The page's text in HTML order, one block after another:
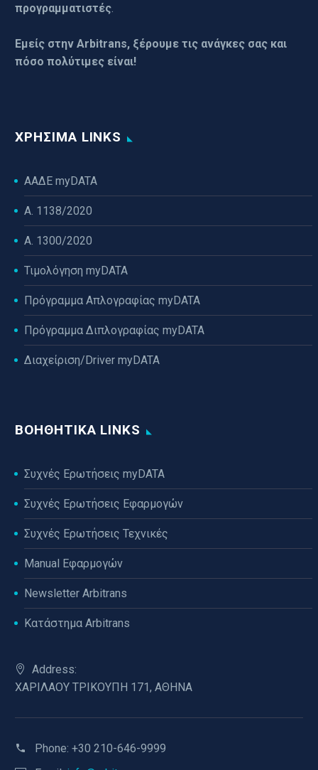
προγραμματιστές
Εμείς στην Arbitrans, ξέρουμε τις ανάγκες σας και
πόσο πολύτιμες είναι!
ΧΡΉΣΙΜΑ LINKS
ΑΑΔΕ myDATA
Α. 1138/2020
Α. 1300/2020
Τιμολόγηση myDATA
Πρόγραμμα Απλογραφίας myDATA
Πρόγραμμα Διπλογραφίας myDATA
Διαχείριση/Driver myDATA
ΒΟΗΘΗΤΙΚΆ LINKS
Συχνές Ερωτήσεις myDATA
Συχνές Ερωτήσεις Εφαρμογών
Συχνές Ερωτήσεις Τεχνικές
Manual Εφαρμογών
Newsletter Arbitrans
Κατάστημα Arbitrans
Address:
ΧΑΡΙΛΑΟΥ ΤΡΙΚΟΥΠΗ 171, ΑΘΗΝΑ
Phone: +30 210-646-9999